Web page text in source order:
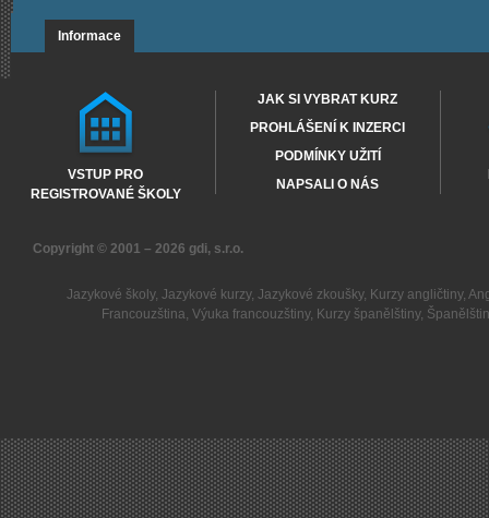
Informace
VSTUP PRO
REGISTROVANÉ ŠKOLY
JAK SI VYBRAT KURZ
PROHLÁŠENÍ K INZERCI
PODMÍNKY UŽITÍ
NAPSALI O NÁS
Copyright © 2001 – 2026 gdi, s.r.o.
Jazykové školy, Jazykové kurzy, Jazykové zkoušky, Kurzy angličtiny,
Francouzština,Výuka francouzštiny, Kurzy španělštiny,